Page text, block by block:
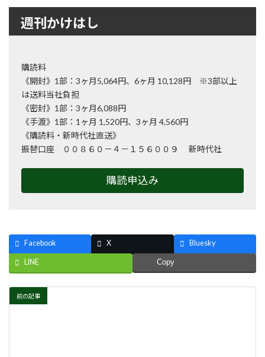
週刊かけはし
購読料
《開封》1部：3ヶ月5,064円、6ヶ月 10,128円 ※3部以上
は送料当社負担
《密封》1部：3ヶ月6,088円
《手渡》1部：1ヶ月 1,520円、3ヶ月 4,560円
《購読料・新時代社直送》
振替口座 ００８６０－４－１５６００９ 新時代社
購読申込み
Facebook X Bluesky
LINE Copy
前の記事